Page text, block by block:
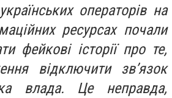
операторів на
ресурсах почали
фейкові історії про те,
відключити зв’язок
влада. Це неправда,